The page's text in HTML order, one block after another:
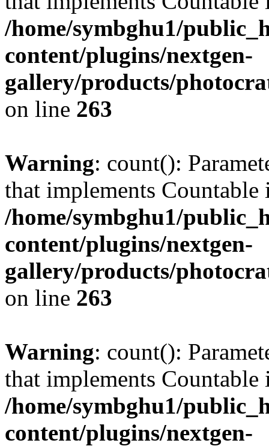
/home/symbghu1/
content/plugins/nextgen-
gallery/products/
on line 263
Warning: count():
that implements Countable
/home/symbghu1/
content/plugins/nextgen-
gallery/products/
on line 263
Warning: count():
that implements Countable
/home/symbghu1/
content/plugins/nextgen-